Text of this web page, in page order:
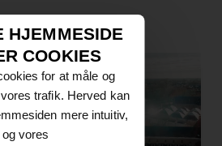
HJEMMESIDE
COOKIES
for at måle og
trafik. Herved kan
mere intuitiv,
vores